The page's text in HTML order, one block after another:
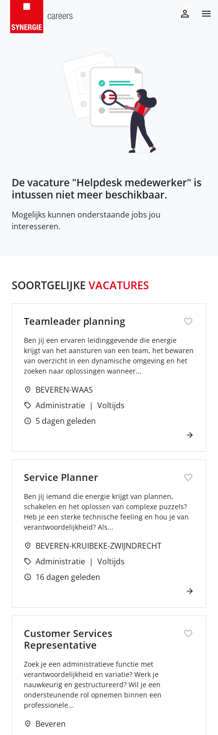
De vacature "Helpdesk medewerker" is
intussen niet meer beschikbaar.
Mogelijks kunnen onderstaande jobs jou
interesseren.
SOORTGELIJKE VACATURES
Teamleader planning
Ben jij een ervaren leidinggevende die energie
krijgt van het aansturen van een team, het bewaren
van overzicht in een dynamische omgeving en het
zoeken naar oplossingen wanneer...
BEVEREN-WAAS
Administratie
Voltijds
5 dagen geleden
Service Planner
Ben jij iemand die energie krijgt van plannen,
schakelen en het oplossen van complexe puzzels?
Heb je een sterke technische feeling en hou je van
verantwoordelijkheid? Als...
BEVEREN-KRUIBEKE-ZWIJNDRECHT
Administratie
Voltijds
16 dagen geleden
Customer Services
Representative
Zoek je een administratieve functie met
verantwoordelijkheid en variatie? Werk je
nauwkeurig en gestructureerd? Wil je een
ondersteunende rol opnemen binnen een
professionele...
Beveren